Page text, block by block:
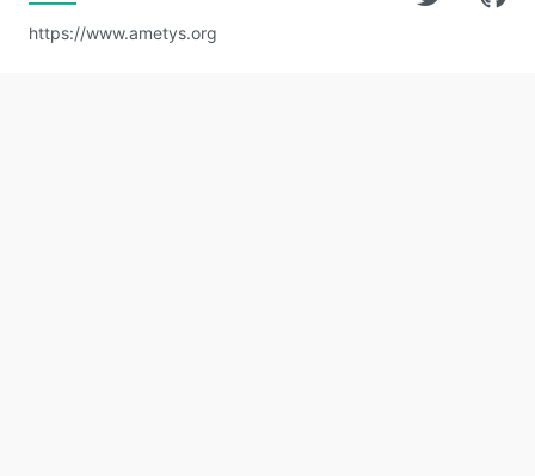
https://www.ametys.org